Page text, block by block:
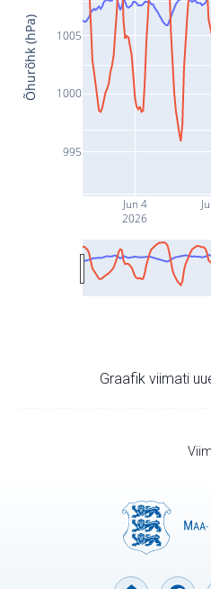
Jun 4
2026
995
1000
1005
Õhurõhk (hPa)
Graafik viimati